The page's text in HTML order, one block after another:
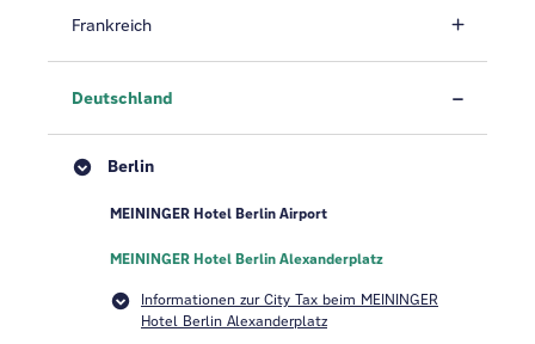
Frankreich
Deutschland
Berlin
MEININGER Hotel Berlin Airport
MEININGER Hotel Berlin Alexanderplatz
Informationen zur City Tax beim MEININGER
Hotel Berlin Alexanderplatz